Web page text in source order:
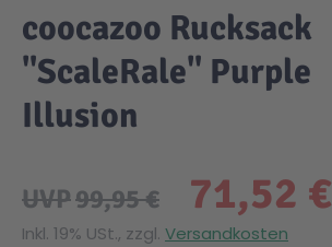
coocazoo Rucksack
"ScaleRale" Purple
Illusion
71,52 €
UVP99,95 €
Inkl. 19% USt., zzgl. Versandkosten